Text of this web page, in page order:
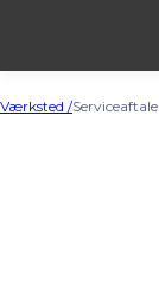
Værksted /Serviceaftale